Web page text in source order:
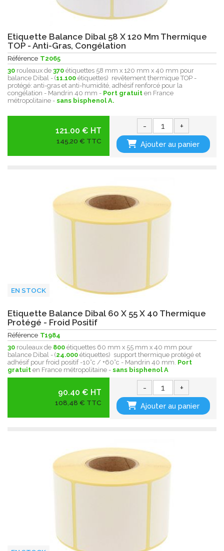
Etiquette Balance Dibal 58 X 120 Mm Thermique
TOP - Anti-Gras, Congélation
Référence T2065
30 rouleaux de 370 étiquettes 58 mm x 120 mm x 40 mm pour
balance Dibal - (11.100 étiquettes) revêtement thermique TOP -
protégé: anti-gras et anti-humidité , adhésif renforcé pour la
congélation - Mandrin 40 mm - Port gratuit en France
métropolitaine - sans bisphenol A.
121.00 € HT
145,20 € TTC
- +
Ajouter au panier
EN STOCK
Etiquette Balance Dibal 60 X 55 X 40 Thermique
Protégé - Froid Positif
Référence T1984
30 rouleaux de 800 étiquettes 60 mm x 55 mm x 40 mm pour
balance Dibal - (24.000 étiquettes) support thermique protégé et
adhésif pour froid positif -10°c / +60°c - Mandrin 40 mm. Port
gratuit en France métropolitaine - sans bisphenol A
90.40 € HT
108,48 € TTC
- +
Ajouter au panier